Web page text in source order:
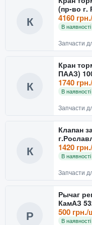
К
(пр-во г.
4160
В наявності
К
Кран тормозной 2-
ПААЗ)
1740
В наявності
К
Клапан
1420
В наявності
Р
Рычаг
КамАЗ
500 грн./
В наявності